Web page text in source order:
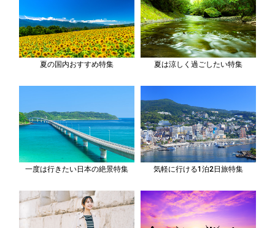
夏の国内おすすめ特集 夏は涼しく過ごしたい特集
一度は行きたい日本の絶景特集 気軽に行ける1泊2日旅特集